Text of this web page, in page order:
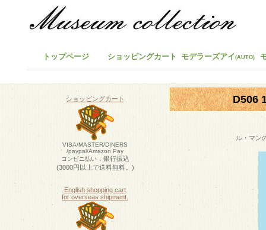
D506
ル・マン
トップページ ショッピングカート モデラーズアイ(AUTO)
ショッピングカート
VISA/MASTER/DINERS
/paypal/Amazon Pay
コンビニ払い，銀行振込
(3000円以上で送料無料。)
English shopping cart
for overseas shipment.